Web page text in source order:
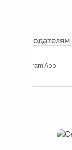
Рекламодателям
Telegram App